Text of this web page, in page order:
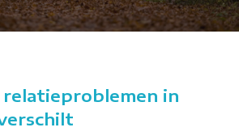
relatieproblemen in